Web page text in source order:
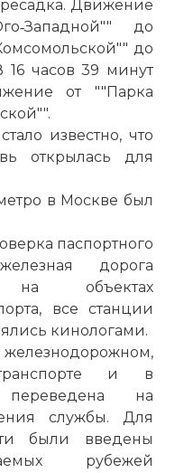
Движение
до
до
16 часов 39 минут
от ""Парка
известно, что
открылась для
в Москве был
паспортного
дорога
на объектах
все станции
кинологами.
и в
на
службы. Для
были введены
рубежей